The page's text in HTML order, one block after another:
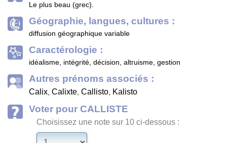
Le plus beau (grec).
Géographie, langues, cultures :
diffusion géographique variable
Caractérologie :
idéalisme, intégrité, décision, altruisme, gestion
Autres prénoms associés :
Calix, Calixte, Callisto, Kalisto
Voter pour CALLISTE
Choisissez une note sur 10 ci-dessous :